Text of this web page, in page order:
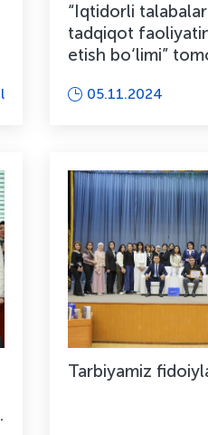
“Iqtidorli
tadqiqot
etish bo‘limi”
05.11.2024
Tarbiyamiz